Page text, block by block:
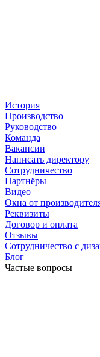
История
Производство
Руководство
Команда
Вакансии
Написать директору
Сотрудничество
Партнёры
Видео
Окна от
Реквизиты
Договор и оплата
Отзывы
Сотрудничество с
Блог
Частые вопросы